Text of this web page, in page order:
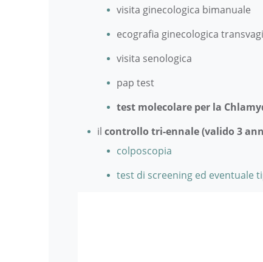
visita ginecologica bimanuale
ecografia ginecologica
visita senologica
pap test
test molecolare per la
il controllo tri-ennale (valido 3
colposcopia
test di screening ed eventuale